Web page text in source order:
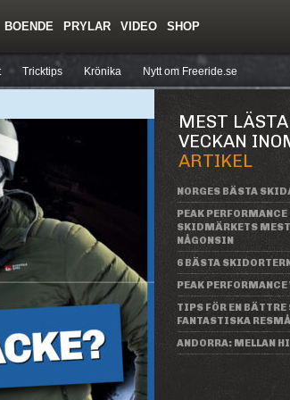
Tricktips Krönika Nytt om Freeride.se
BOENDE PRYLAR VIDEO SHOP
MEST
VECKAN
ARTIKEL
NORGES BÄSTA
PEAK
SKIDMÄRKETS
NÅGONSIN
6 BÄSTA
PEAK
TIPS FÖR EN
FANTASTISKA
ANDORRA: MELLAN